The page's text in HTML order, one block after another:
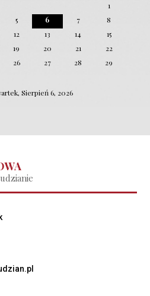
1
5 6 7
8
12 13 14
15
19 20 21
22
26 27 28
29
Sierpień 6, 2026